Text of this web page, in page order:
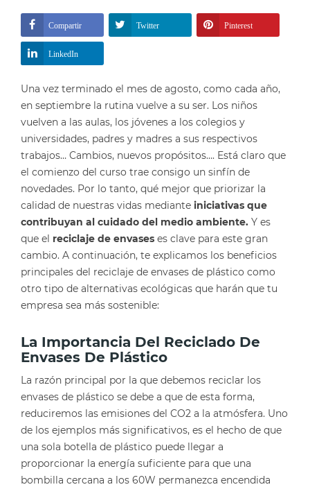
Compartir Twitter Pinterest
LinkedIn
Una vez terminado el mes de agosto, como cada año,
en septiembre la rutina vuelve a su ser. Los niños
vuelven a las aulas, los jóvenes a los colegios y
universidades, padres y madres a sus respectivos
trabajos… Cambios, nuevos propósitos…. Está claro que
el comienzo del curso trae consigo un sinfín de
novedades. Por lo tanto, qué mejor que priorizar la
calidad de nuestras vidas mediante iniciativas que
contribuyan al cuidado del medio ambiente. Y es
que el reciclaje de envases es clave para este gran
cambio. A continuación, te explicamos los beneficios
principales del reciclaje de envases de plástico como
otro tipo de alternativas ecológicas que harán que tu
empresa sea más sostenible:
La Importancia Del Reciclado De
Envases De Plástico
La razón principal por la que debemos reciclar los
envases de plástico se debe a que de esta forma,
reduciremos las emisiones del CO2 a la atmósfera. Uno
de los ejemplos más significativos, es el hecho de que
una sola botella de plástico puede llegar a
proporcionar la energía suficiente para que una
bombilla cercana a los 60W permanezca encendida